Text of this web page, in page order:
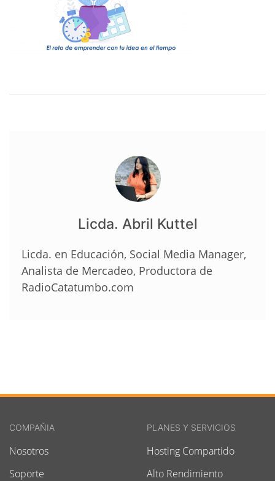
Licda. Abril Kuttel
Licda. en Educación, Social Media Manager,
Analista de Mercadeo, Productora de
RadioCatatumbo.com
COMPAÑIA
Nosotros
Soporte
PLANES Y SERVICIOS
Hosting Compartido
Alto Rendimiento